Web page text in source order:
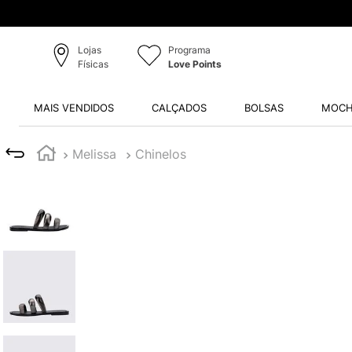
Lojas
Físicas
Programa
Love Points
MAIS VENDIDOS CALÇADOS BOLSAS
Melissa Chinelos